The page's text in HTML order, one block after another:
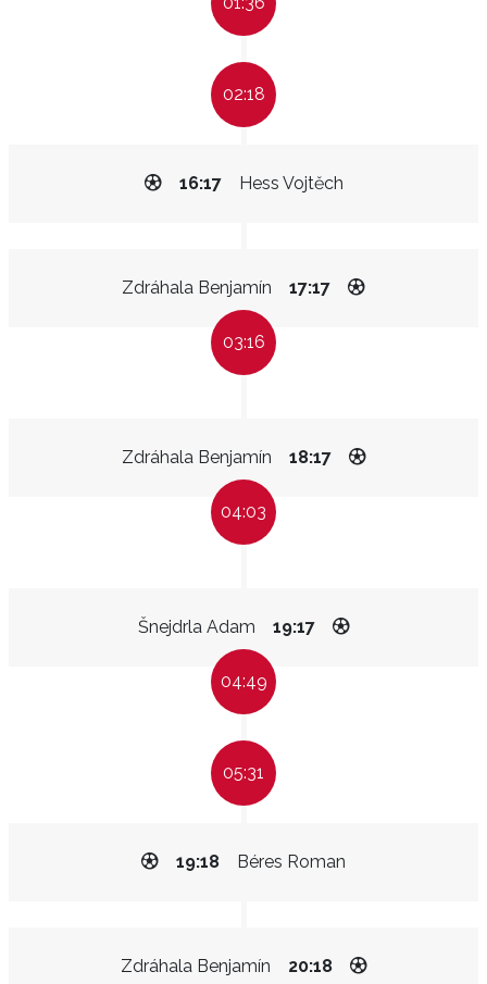
02:18
Hess Vojtěch
16:17
Zdráhala Benjamín 17:17
03:16
Zdráhala Benjamín 18:17
04:03
Šnejdrla Adam 19:17
04:49
05:31
Béres Roman
19:18
Zdráhala Benjamín 20:18